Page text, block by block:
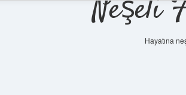
Neşeli
Hayatına